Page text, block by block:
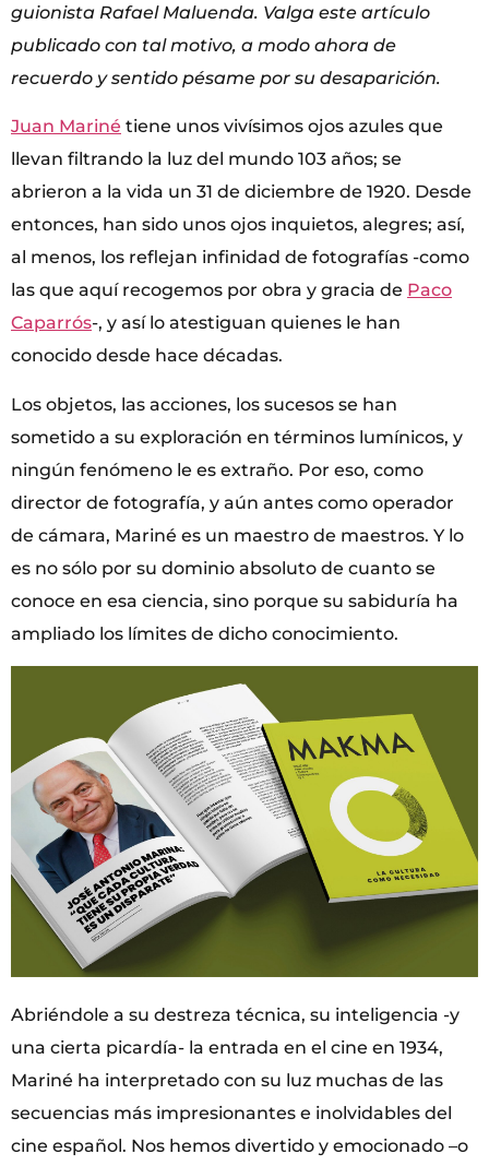
guionista Rafael Maluenda. Valga este artículo
publicado con tal motivo, a modo ahora de
recuerdo y sentido pésame por su desaparición.
Juan Mariné tiene unos vivísimos ojos azules que
llevan filtrando la luz del mundo 103 años; se
abrieron a la vida un 31 de diciembre de 1920. Desde
entonces, han sido unos ojos inquietos, alegres; así,
al menos, los reflejan infinidad de fotografías -como
las que aquí recogemos por obra y gracia de Paco
Caparrós-, y así lo atestiguan quienes le han
conocido desde hace décadas.
Los objetos, las acciones, los sucesos se han
sometido a su exploración en términos lumínicos, y
ningún fenómeno le es extraño. Por eso, como
director de fotografía, y aún antes como operador
de cámara, Mariné es un maestro de maestros. Y lo
es no sólo por su dominio absoluto de cuanto se
conoce en esa ciencia, sino porque su sabiduría ha
ampliado los límites de dicho conocimiento.
Abriéndole a su destreza técnica, su inteligencia -y
una cierta picardía- la entrada en el cine en 1934,
Mariné ha interpretado con su luz muchas de las
secuencias más impresionantes e inolvidables del
cine español. Nos hemos divertido y emocionado –o